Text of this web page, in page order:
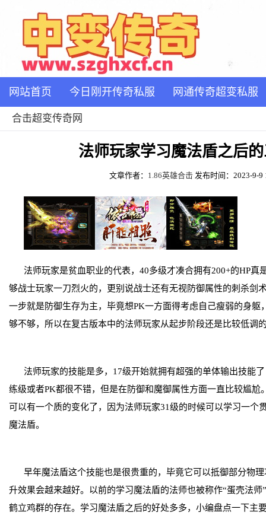
网站首页 今日刚开传奇私服 网通传奇超变私服
合击超变传奇网
法师玩家学习魔法盾之后
文章作者： 1.86英雄合击 发布时间：2023-9-9
法师玩家是贫血职业的代表，40多级才凑合拥有200+的HP真
够战士玩家一刀烈火的，更别说战士还有无视防御属性的刺杀剑
一步就是防御生存为主，毕竟想PK一方面得考虑自己瘦弱的身躯
够不够，所以在复古版本中的法师玩家从起步阶段还是比较低调
法师玩家的技能是多，17级开始就拥有超强的单体输出技能
练级或者PK都很不错，但是在防御和魔御属性方面一直比较尴尬
可以有一个质的变化了，因为法师玩家31级的时候可以学习一
魔法盾。
早年魔法盾这个技能也是很贵重的，毕竟它可以抵御部分物
升效果会越来越好。以前的学习魔法盾的法师也被称作“蛋壳法
鹤立鸡群的存在。学习魔法盾之后的好处多多，小编盘点一下主